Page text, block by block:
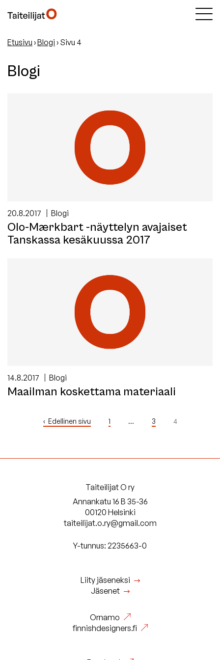
Etusivu ›Blogi › Sivu 4
Blogi
20.8.2017 Blogi
Olo-Mærkbart -näyttelyn avajaiset
Tanskassa kesäkuussa 2017
14.8.2017 Blogi
Maailman koskettama materiaali
Edellinen sivu 1 … 3 4
Taiteilijat O ry
Annankatu 16 B 35-36
00120 Helsinki
taiteilijat.o.ry@gmail.com
Y-tunnus: 2235663-0
Liity jäseneksi
Jäsenet
Ornamo
finnishdesigners.fi